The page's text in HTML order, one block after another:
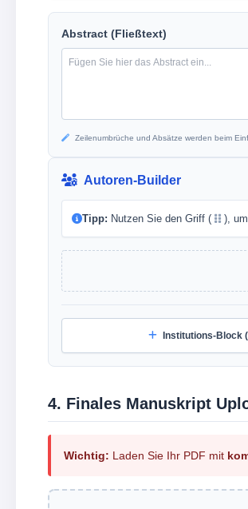
Autoren-Builder
Tipp: Nutzen Sie den Griff ( ),
Institutions-Block
Abstract (Fließtext)
Zeilenumbrüche und Absätze werden beim
4. Finales Manuskript
Wichtig: Laden Sie Ihr PDF mit